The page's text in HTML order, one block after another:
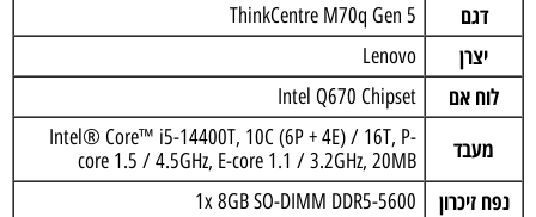
דגם ThinkCentre M70q Gen 5
יצרן Lenovo
לוח אם Intel Q670 Chipset
מעבד
Intel® Core™ i5-14400T, 10C (6P + 4E) / 16T, P-
core 1.5 / 4.5GHz, E-core 1.1 / 3.2GHz, 20MB
נפח זיכרון 1x 8GB SO-DIMM DDR5-5600